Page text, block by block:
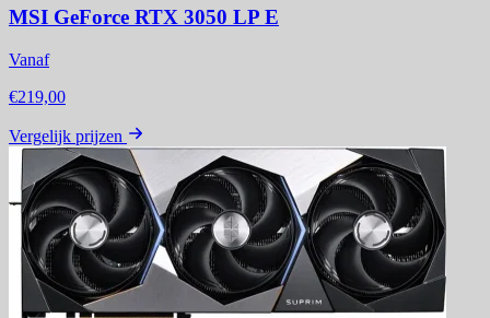
MSI GeForce RTX 3050 LP E
Vanaf
€219,00
Vergelijk prijzen